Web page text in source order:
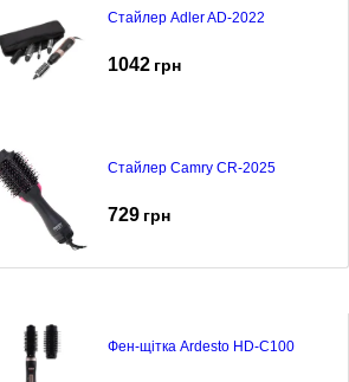
Стайлер Adler AD-2022
1042 грн
Стайлер Camry CR-2025
729 грн
Фен-щітка Ardesto HD-C100